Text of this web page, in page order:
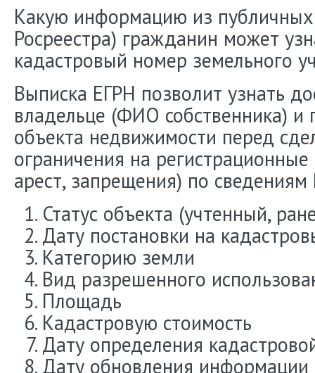
Какую информацию из публичных
Росреестра) гражданин может
кадастровый номер земельного
Выписка ЕГРН позволит узнать
владельце (ФИО собственника) и
объекта недвижимости перед
ограничения на
арест, запрещения) по сведениям
Статус объекта (учтенный,
Дату постановки на
Категорию земли
Вид разрешенного
Площадь
Кадастровую стоимость
Дату определения
Дату обновления информации